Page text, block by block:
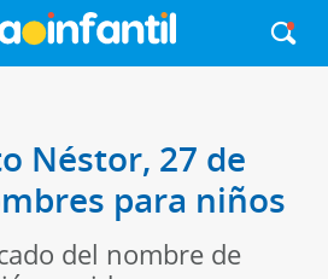
Néstor, 27 de
para niños
del nombre de